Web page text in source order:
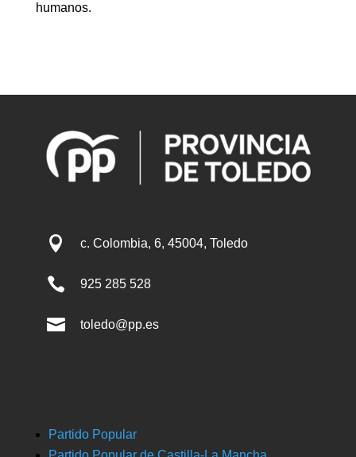
humanos.
 c. Colombia, 6, 45004, Toledo
 925 285 528
 toledo@pp.es
Partido Popular